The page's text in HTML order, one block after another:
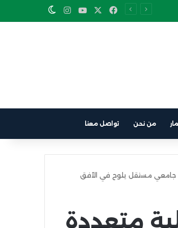
Facebook
YouTube
Instagram
Switch skin
من نحن تواصل معنا
جامعي مستقل يلوح في الأفق
متعددة